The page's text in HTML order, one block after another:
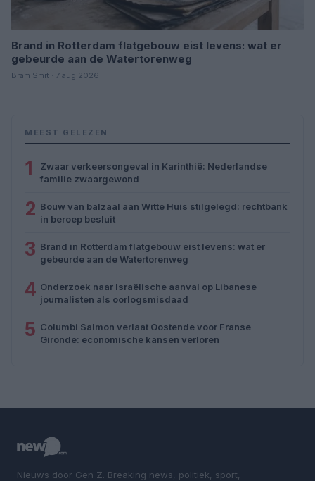
Brand in Rotterdam flatgebouw eist levens: wat er
gebeurde aan de Watertorenweg
Bram Smit · 7 aug 2026
MEEST GELEZEN
1
Zwaar verkeersongeval in Karinthië: Nederlandse
familie zwaargewond
2 Bouw van balzaal aan Witte Huis stilgelegd: rechtbank
in beroep besluit
3 Brand in Rotterdam flatgebouw eist levens: wat er
gebeurde aan de Watertorenweg
4 Onderzoek naar Israëlische aanval op Libanese
journalisten als oorlogsmisdaad
5 Columbi Salmon verlaat Oostende voor Franse
Gironde: economische kansen verloren
Nieuws door Gen Z. Breaking news, politiek, sport,